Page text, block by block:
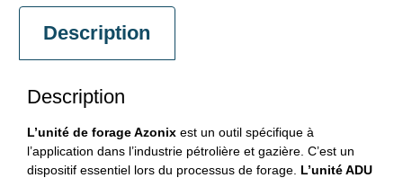
Description
Description
L’unité de forage Azonix est un outil spécifique à
l’application dans l’industrie pétrolière et gazière. C’est un
dispositif essentiel lors du processus de forage. L’unité ADU